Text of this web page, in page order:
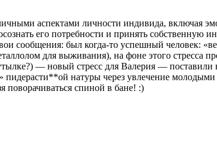
аспектами личности индивида,
его потребности и принять собственную
сообщения: был когда-то успешный человек:
для выживания), на фоне этого стресса
— новый стресс для Валерия —
пидерасти**ой натуры через увлечение
спиной в бане! :)